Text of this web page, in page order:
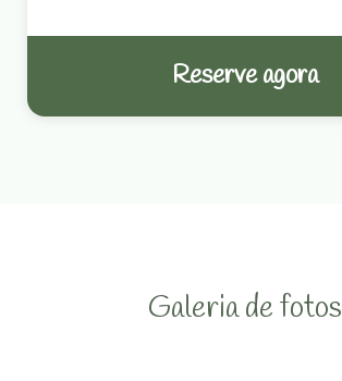
Reserve agora
Galeria de fotos